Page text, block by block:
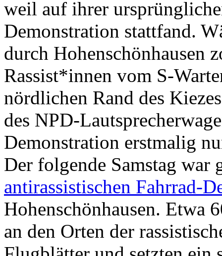
weil auf ihrer
Demonstration stattfand.
durch Hohenschönhausen
Rassist*innen vom S-
nördlichen Rand des
des NPD-
Demonstration erstmalig
Der folgende Samstag war
antirassistischen Fahrrad-
Hohenschönhausen. Etwa
an den Orten der